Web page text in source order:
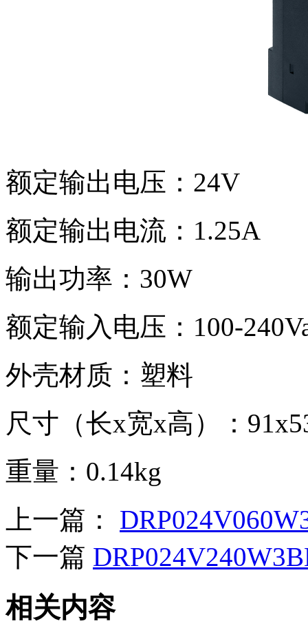
额定输出电压：24V
额定输出电流：1.25A
输出功率：30W
额定输入电压：100-
外壳材质：塑料
尺寸（长x宽x高）：
重量：0.14kg
上一篇：
下一篇
相关内容